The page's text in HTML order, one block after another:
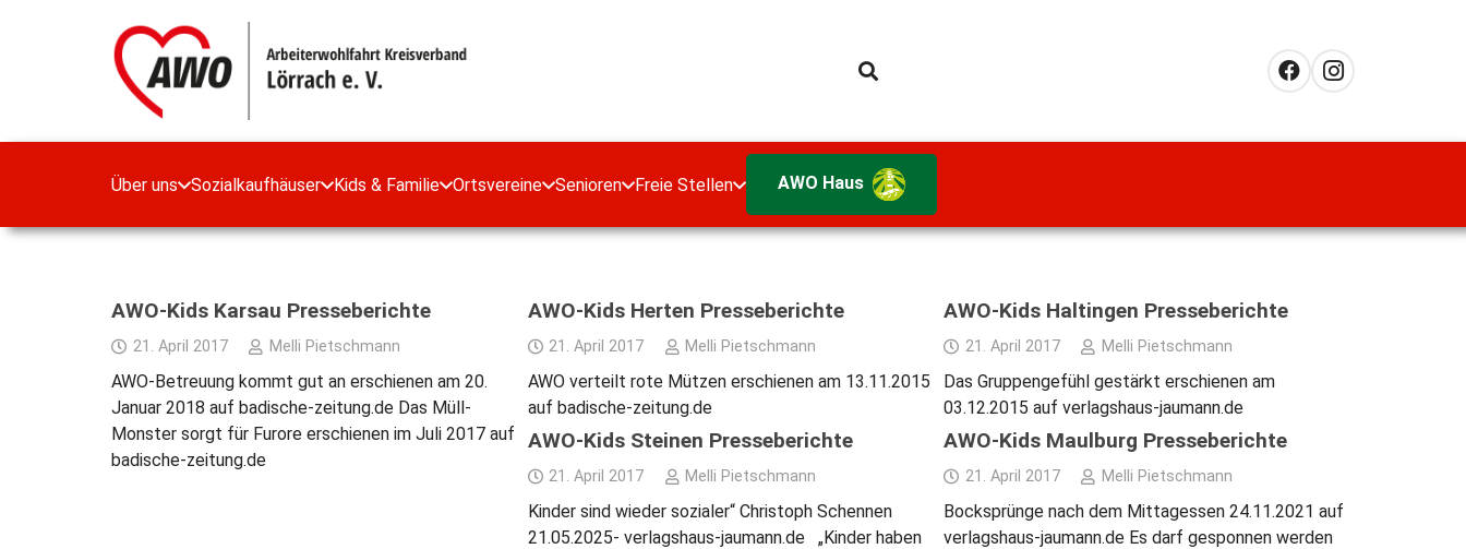
Über uns Sozialkaufhäuser Kids & Familie Ortsvereine Senioren Freie Stellen AWO Haus
AWO-Kids Karsau Presseberichte
21. April 2017 Melli Pietschmann
AWO-Betreuung kommt gut an erschienen am 20.
Januar 2018 auf badische-zeitung.de Das Müll-
Monster sorgt für Furore erschienen im Juli 2017 auf
badische-zeitung.de
AWO-Kids Herten Presseberichte
21. April 2017 Melli Pietschmann
AWO verteilt rote Mützen erschienen am 13.11.2015
auf badische-zeitung.de
AWO-Kids Haltingen Presseberichte
21. April 2017 Melli Pietschmann
Das Gruppengefühl gestärkt erschienen am
03.12.2015 auf verlagshaus-jaumann.de
AWO-Kids Steinen Presseberichte
21. April 2017 Melli Pietschmann
Kinder sind wieder sozialer“ Christoph Schennen
21.05.2025- verlagshaus-jaumann.de „Kinder haben
AWO-Kids Maulburg Presseberichte
21. April 2017 Melli Pietschmann
Bocksprünge nach dem Mittagessen 24.11.2021 auf
verlagshaus-jaumann.de Es darf gesponnen werden